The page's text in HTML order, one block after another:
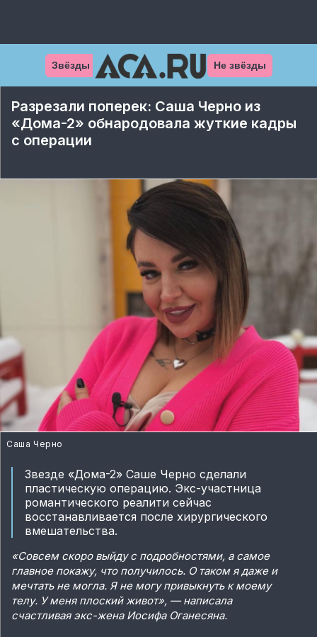
Звёзды Не звёзды
Разрезали поперек: Саша Черно из
«Дома-2» обнародовала жуткие кадры
с операции
Саша Черно
Звезде «Дома-2» Саше Черно сделали
пластическую операцию. Экс-участница
романтического реалити сейчас
восстанавливается после хирургического
вмешательства.
«Совсем скоро выйду с подробностями, а самое
главное покажу, что получилось. О таком я даже и
мечтать не могла. Я не могу привыкнуть к моему
телу. У меня плоский живот», — написала
счастливая экс-жена Иосифа Оганесяна.